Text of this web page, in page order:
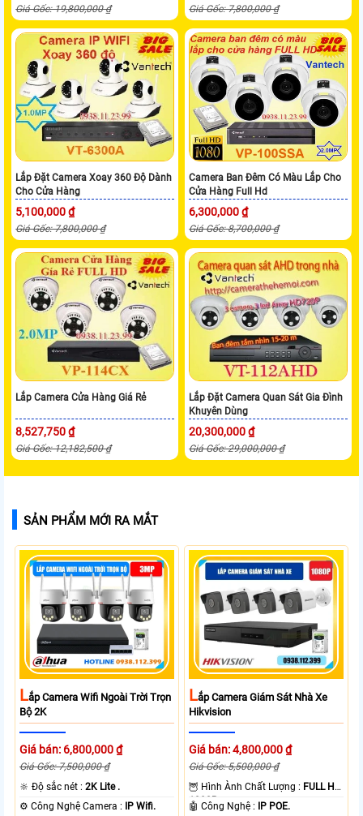
Giá Gốc: 19,800,000 ₫ Giá Gốc: 7,800,000 ₫
Lắp Đặt Camera Xoay 360 Độ Dành
Cho Cửa Hàng
5,100,000 ₫
Giá Gốc: 7,800,000 ₫
Camera Ban Đêm Có Màu Lắp Cho
Cửa Hàng Full Hd
6,300,000 ₫
Giá Gốc: 8,700,000 ₫
Lắp Camera Cửa Hàng Giá Rẻ
8,527,750 ₫
Giá Gốc: 12,182,500 ₫
Lắp Đặt Camera Quan Sát Gia Đình
Khuyên Dùng
20,300,000 ₫
Giá Gốc: 29,000,000 ₫
SẢN PHẨM MỚI RA MẮT
LẮp Camera Wifi Ngoài Trời Trọn
Bộ 2K
Giá bán: 6,800,000 ₫
Giá Gốc: 7,500,000 ₫
🔆 Độ sắc nét :2K Lite .
⚙ Công Nghệ Camera : IP Wifi.
LẮp Camera Giám Sát Nhà Xe
Hikvision
Giá bán: 4,800,000 ₫
Giá Gốc: 5,500,000 ₫
🦉 Hình Ành Chất Lượng : FULL HD
1080P .
🤖️ Công Nghệ : IP POE.